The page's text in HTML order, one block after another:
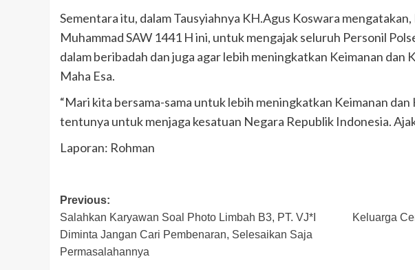
Sementara itu, dalam Tausyiahnya KH.Agus Koswara
Muhammad SAW 1441 H ini, untuk mengajak seluruh Personil
dalam beribadah dan juga agar lebih meningkatkan Keimanan dan
Maha Esa.
“Mari kita bersama-sama untuk lebih meningkatkan Keimanan
tentunya untuk menjaga kesatuan Negara Republik Indonesia.
Laporan: Rohman
Post
navigation
Previous:
Salahkan Karyawan Soal Photo Limbah B3, PT. VJ*I
Diminta Jangan Cari Pembenaran, Selesaikan Saja
Permasalahannya
Keluarga